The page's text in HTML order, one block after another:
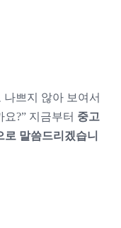
쁘지 않아 보여서
?” 지금부터 중고
말씀드리겠습니